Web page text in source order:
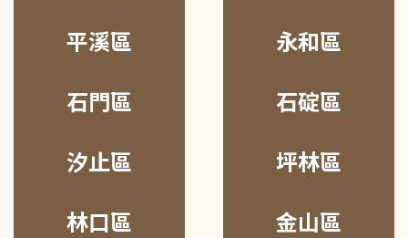
平溪區 永和區
石門區 石碇區
汐止區 坪林區
林口區 金山區